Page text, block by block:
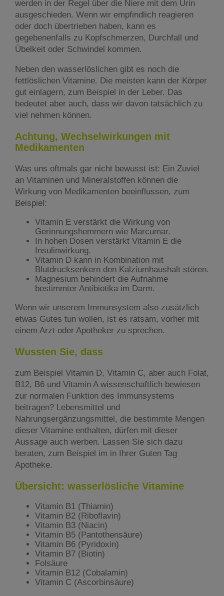
werden in der Regel über die Niere mit dem Urin
ausgeschieden. Wenn wir empfindlich reagieren
oder doch übertrieben haben, kann es
gegebenenfalls zu Kopfschmerzen, Durchfall und
Übelkeit oder Schwindel kommen.
Neben den wasserlöslichen gibt es noch die
fettlöslichen Vitamine. Die meisten kann der Körper
gut einlagern, zum Beispiel in der Leber. Das
bedeutet aber auch, dass wir davon tatsächlich zu
viel nehmen können.
Achtung, Wechselwirkungen mit
Medikamenten
Was uns oftmals gar nicht bewusst ist: Ein Zuviel
an Vitaminen und Mineralstoffen können die
Wirkung von Medikamenten beeinflussen, zum
Beispiel:
Vitamin E verstärkt die Wirkung von
Gerinnungshemmern wie Marcumar.
In hohen Dosen verstärkt Vitamin E die
Insulinwirkung.
Vitamin D kann in Kombination mit
Blutdrucksenkern den Kalziumhaushalt stören.
Magnesium behindert die Aufnahme
bestimmter Antibiotika im Darm.
Wenn wir unserem Immunsystem also zusätzlich
etwas Gutes tun wollen, ist es ratsam, vorher mit
einem Arzt oder Apotheker zu sprechen.
Wussten Sie, dass
zum Beispiel Vitamin D, Vitamin C, aber auch Folat,
B12, B6 und Vitamin A wissenschaftlich bewiesen
zur normalen Funktion des Immunsystems
beitragen? Lebensmittel und
Nahrungsergänzungsmittel, die bestimmte Mengen
dieser Vitamine enthalten, dürfen mit dieser
Aussage auch werben. Lassen Sie sich dazu
beraten, zum Beispiel im in Ihrer Guten Tag
Apotheke.
Übersicht: wasserlösliche Vitamine
Vitamin B1 (Thiamin)
Vitamin B2 (Riboflavin)
Vitamin B3 (Niacin)
Vitamin B5 (Pantothensäure)
Vitamin B6 (Pyridoxin)
Vitamin B7 (Biotin)
Folsäure
Vitamin B12 (Cobalamin)
Vitamin C (Ascorbinsäure)